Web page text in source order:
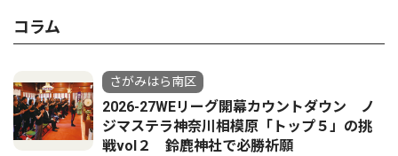
コラム
さがみはら南区
2026-27WEリーグ開幕カウントダウン ノ
ジマステラ神奈川相模原「トップ５」の挑
戦vol２ 鈴鹿神社で必勝祈願